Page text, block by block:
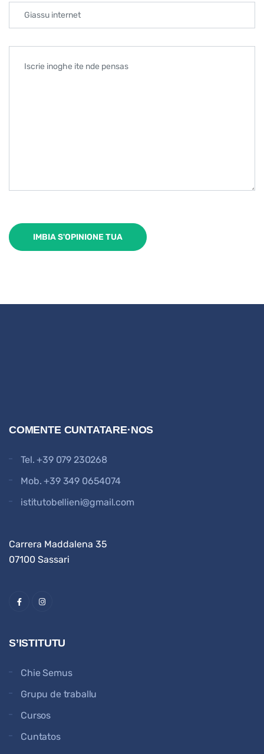
COMENTE CUNTATARE·NOS
Tel.+39 079 230268
Mob.+39 349 0654074
istitutobellieni@gmail.com
Carrera Maddalena 35
07100 Sassari
S’ISTITUTU
Chie Semus
Grupu de traballu
Cursos
Cuntatos